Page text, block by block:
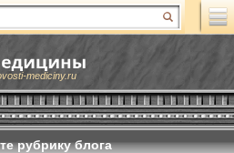
mediciny.ru
рубрику блога